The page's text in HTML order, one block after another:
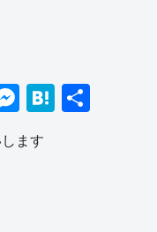
M
e
ss
H
ます